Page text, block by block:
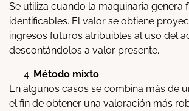
Se utiliza cuando la maquinaria genera
identificables. El valor se obtiene
ingresos futuros atribuibles al uso del
descontándolos a valor presente.
Método mixto
En algunos casos se combina más de
el fin de obtener una valoración más